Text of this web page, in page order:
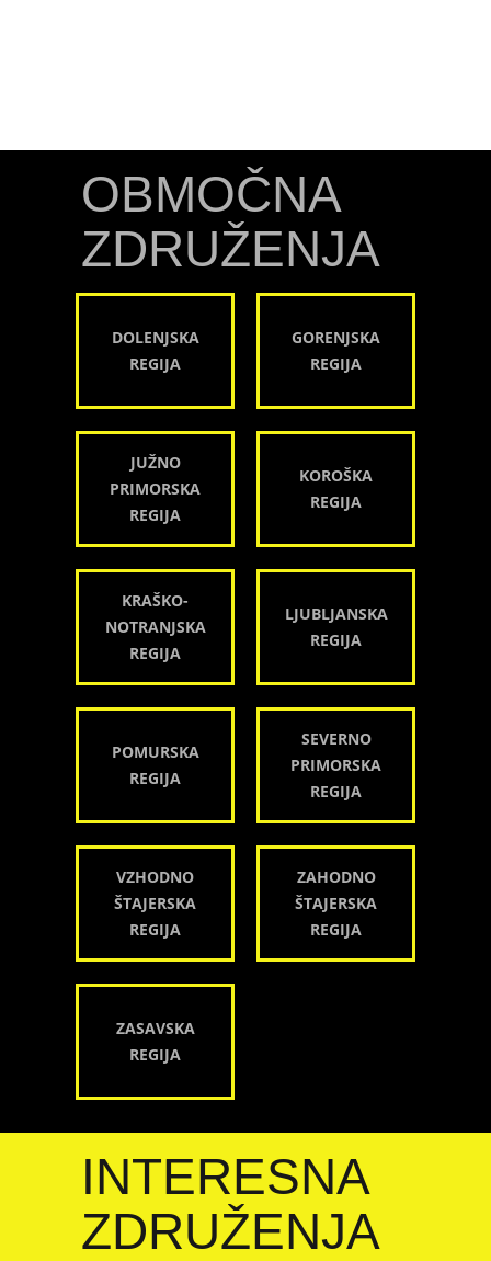
OBMOČNA
ZDRUŽENJA
DOLENJSKA
REGIJA
GORENJSKA
REGIJA
JUŽNO
PRIMORSKA
REGIJA
KOROŠKA
REGIJA
KRAŠKO-
NOTRANJSKA
REGIJA
LJUBLJANSKA
REGIJA
POMURSKA
REGIJA
SEVERNO
PRIMORSKA
REGIJA
VZHODNO
ŠTAJERSKA
REGIJA
ZAHODNO
ŠTAJERSKA
REGIJA
ZASAVSKA
REGIJA
INTERESNA
ZDRUŽENJA